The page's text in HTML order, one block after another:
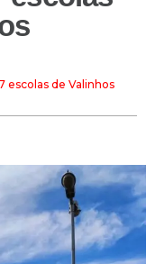
escolas de Valinhos